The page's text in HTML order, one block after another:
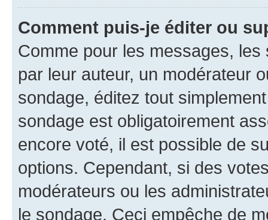
Comment puis-je éditer ou
Comme pour les messages,
par leur auteur, un modérateur
sondage, éditez tout
sondage est obligatoirement
encore voté, il est possible de
options. Cependant, si des
modérateurs ou les
le sondage. Ceci empêche de